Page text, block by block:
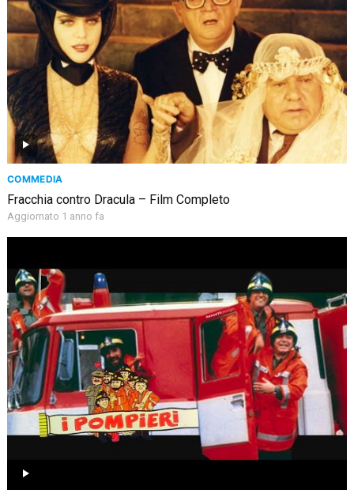
COMMEDIA
Fracchia contro Dracula – Film Completo
Aggiornato 1 anno fa